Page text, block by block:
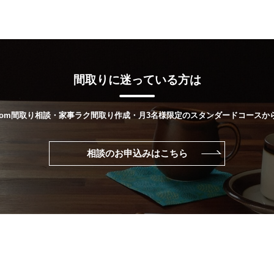
間取りに迷っている方は
間取り相談・家事ラク間取り作成・月3名様限定のスタンダードコースか
相談のお申込みはこちら